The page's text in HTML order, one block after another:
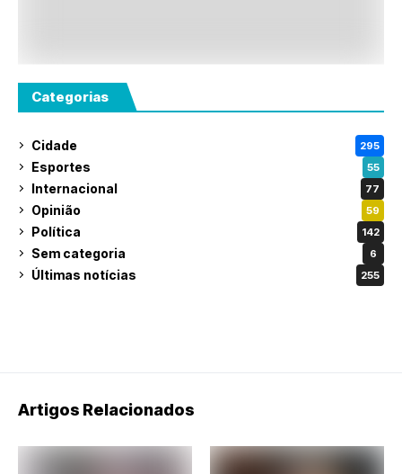
Categorias
Cidade 295
Esportes 55
Internacional 77
Opinião 59
Política 142
Sem categoria 6
Últimas notícias 255
Artigos Relacionados